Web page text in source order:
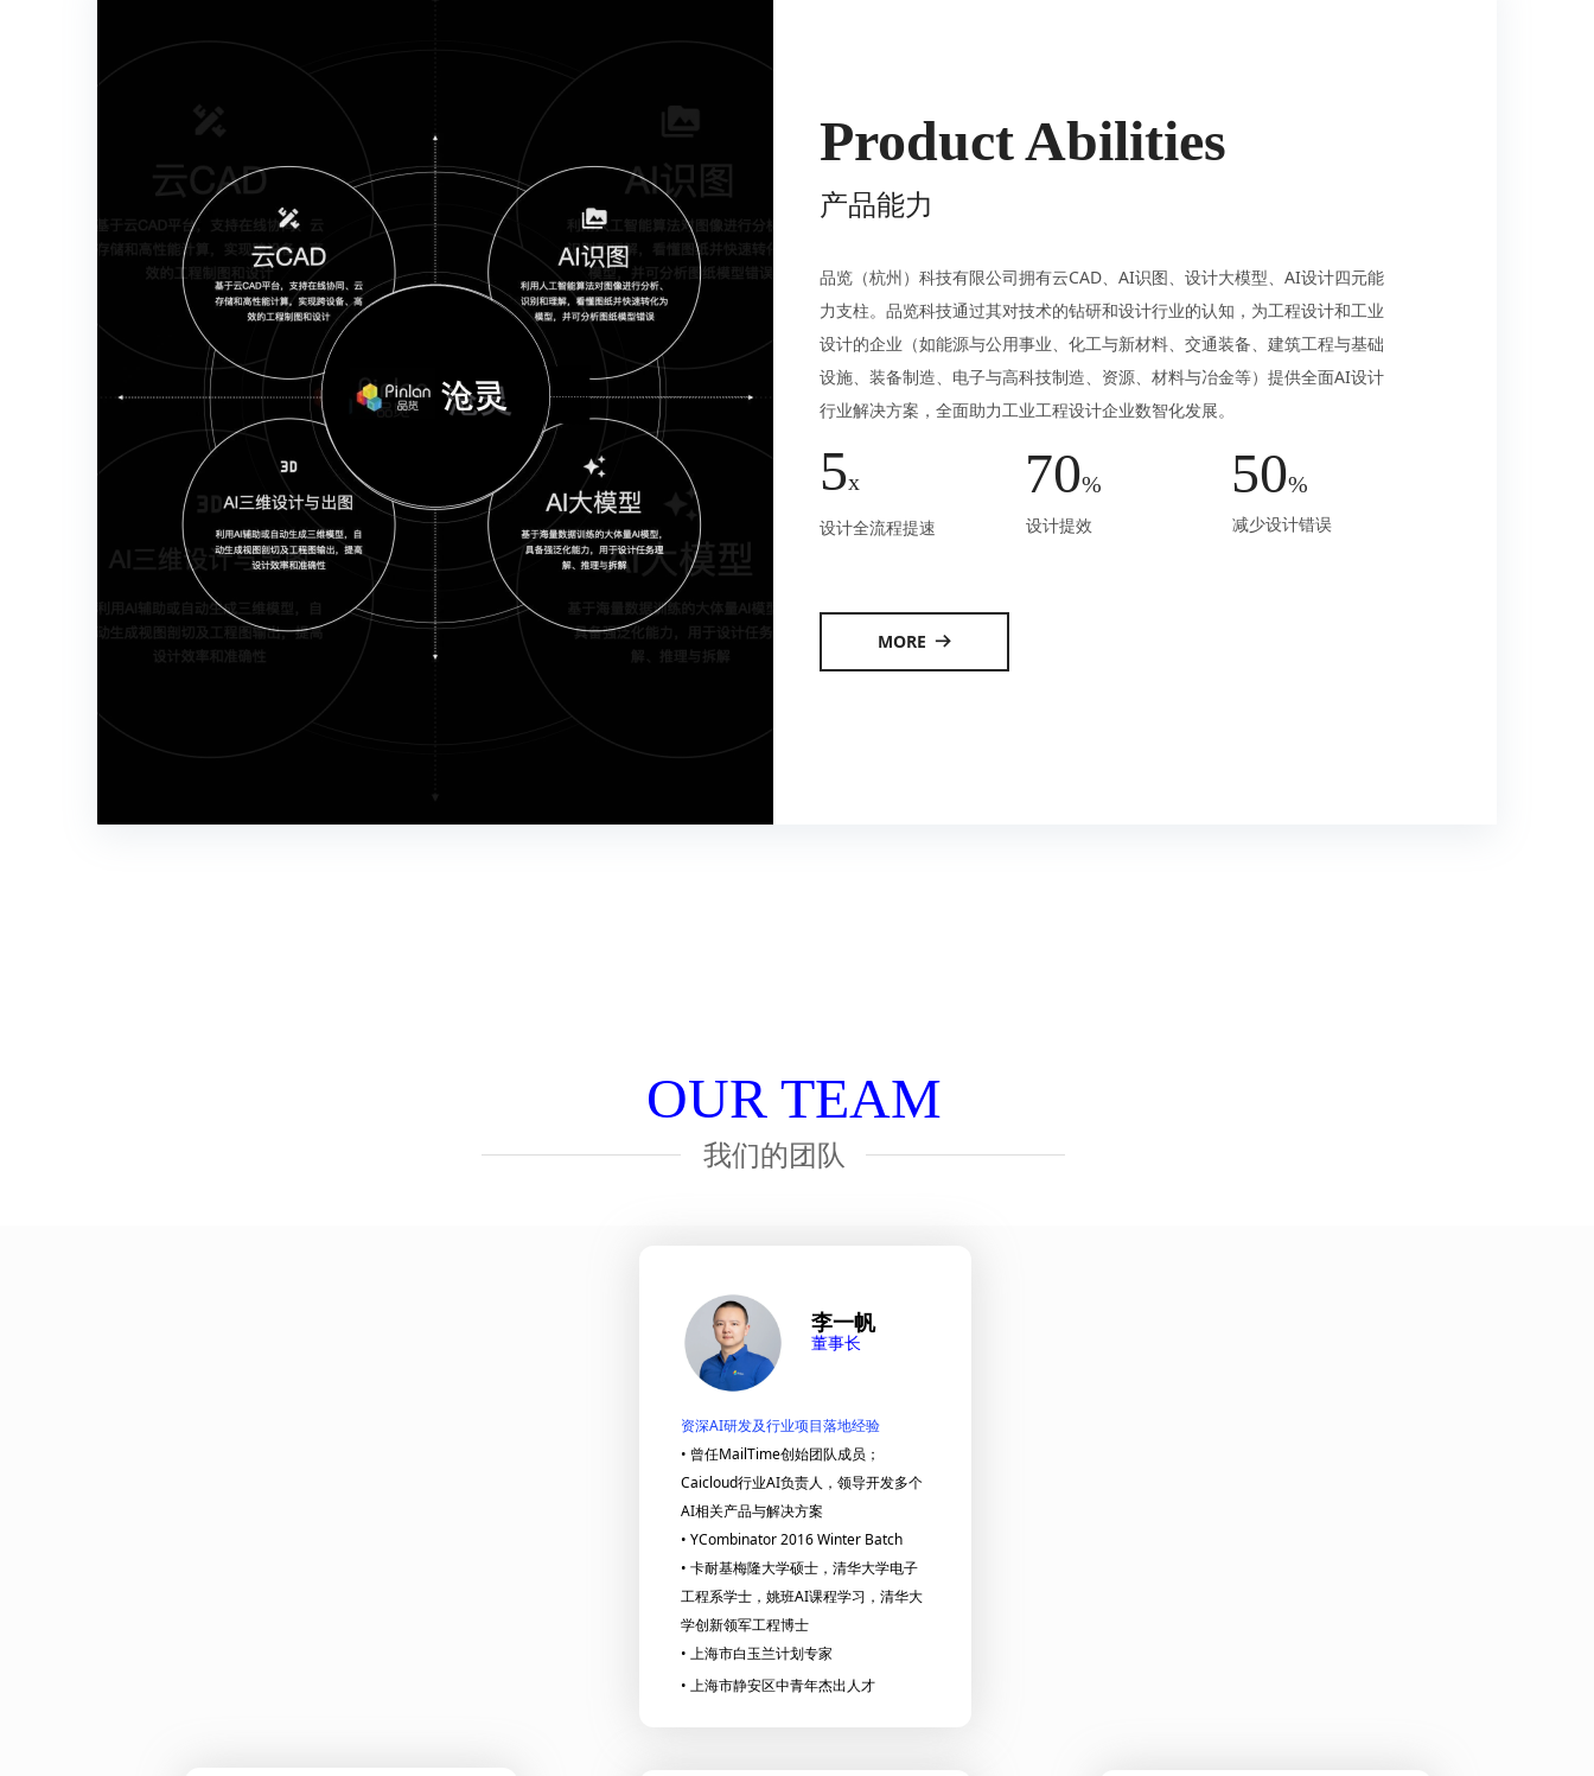
Product Abilities
产品能力
品览（杭州）科技有限公司拥有云CAD、AI识图、设计大模型、AI设计四元能
力支柱。品览科技通过其对技术的钻研和设计行业的认知，为工程设计和工业
设计的企业（如能源与公用事业、化工与新材料、交通装备、建筑工程与基础
设施、装备制造、电子与高科技制造、资源、材料与冶金等）提供全面AI设计
行业解决方案，全面助力工业工程设计企业数智化发展。
5x
设计全流程提速
70%
设计提效
50%
减少设计错误
MORE 뀠
资深AI研发及行业项目落地经验
​​​​​​• 曾任MailTime创始团队成员；
Caicloud行业AI负责人，领导开发多个
AI相关产品与解决方案
• YCombinator 2016 Winter Batch
• 卡耐基梅隆大学硕士，清华大学电子
工程系学士，姚班AI课程学习，清华大
学创新领军工程博士
• 上海市白玉兰计划专家
• 上海市静安区中青年杰出人才
李一帆
董事长
OUR TEAM
我们的团队